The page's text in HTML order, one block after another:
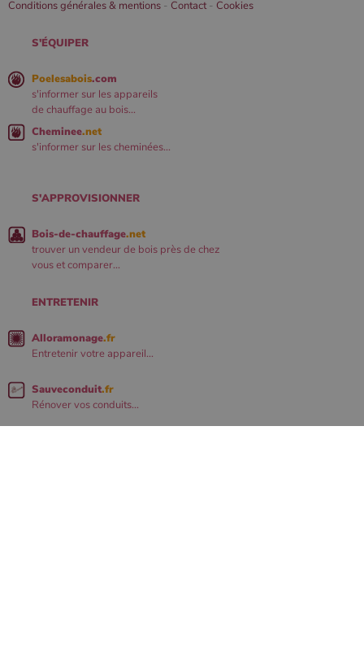
Conditions générales & mentions - Contact- Cookies
S'ÉQUIPER
Poelesabois.com
s'informer sur les appareils
de chauffage au bois...
Cheminee.net
s'informer sur les cheminées...
S'APPROVISIONNER
Bois-de-chauffage.net
trouver un vendeur de bois près de chez
vous et comparer...
ENTRETENIR
Alloramonage.fr
Entretenir votre appareil...
Sauveconduit.fr
Rénover vos conduits...